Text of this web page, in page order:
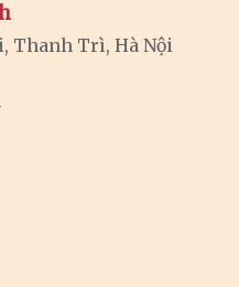
Thanh Trì, Hà Nội